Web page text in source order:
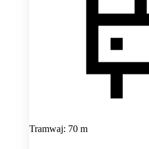
Tramwaj: 70 m